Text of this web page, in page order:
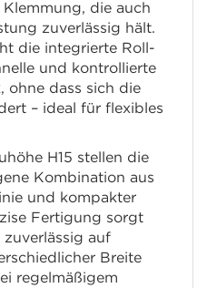
die auch
zuverlässig hält.
die integrierte Roll-
und kontrollierte
ohne dass sich die
– ideal für flexibles
H15 stellen die
Kombination aus
und kompakter
Fertigung sorgt
auf
Breite
regelmäßigem